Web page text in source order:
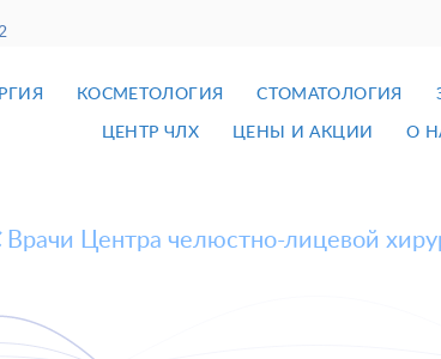
КОСМЕТОЛОГИЯ СТОМАТОЛОГИЯ
ЦЕНТР ЧЛХ ЦЕНЫ И АКЦИИ О
Врачи Центра челюстно-лицевой